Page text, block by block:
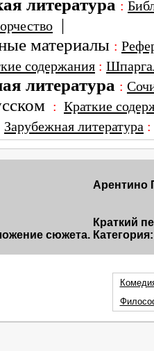
литература :
|
материалы :
содержания :
литература :
: Краткие
Зарубежная литература
Арентино
Краткий
сюжета.